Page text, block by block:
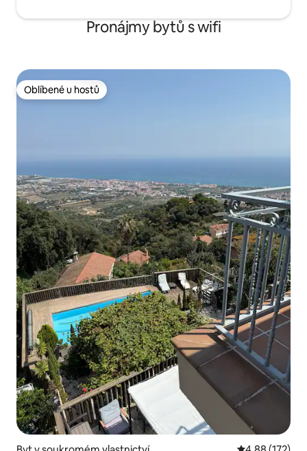
Pronájmy bytů s wifi
Oblíbené u hostů
Oblíbené u hostů